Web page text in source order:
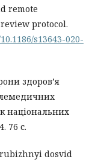
remote
protocol.
s13643-020-
здоров’я
національних
76 с.
dosvid